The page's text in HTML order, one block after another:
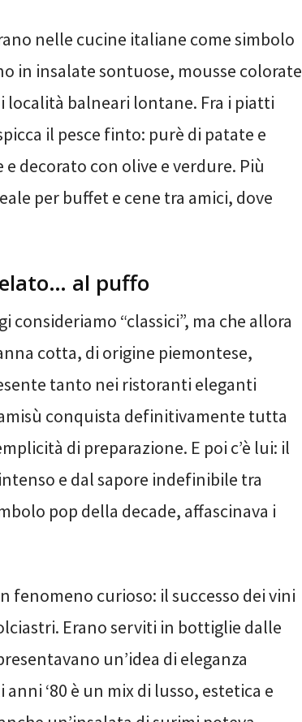
nelle cucine italiane come simbolo
in insalate sontuose, mousse colorate
località balneari lontane. Fra i piatti
il pesce finto: purè di patate e
decorato con olive e verdure. Più
per buffet e cene tra amici, dove
al puffo
consideriamo “classici”, ma che allora
cotta, di origine piemontese,
tanto nei ristoranti eleganti
conquista definitivamente tutta
di preparazione. E poi c’è lui: il
e dal sapore indefinibile tra
pop della decade, affascinava i
fenomeno curioso: il successo dei vini
Erano serviti in bottiglie dalle
un’idea di eleganza
‘80 è un mix di lusso, estetica e